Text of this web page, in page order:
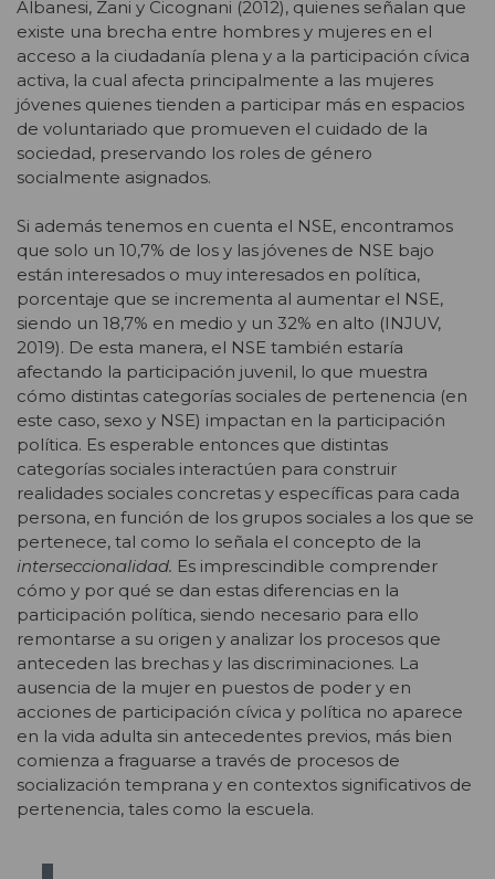
Albanesi, Zani y Cicognani (2012), quienes señalan que
existe una brecha entre hombres y mujeres en el
acceso a la ciudadanía plena y a la participación cívica
activa, la cual afecta principalmente a las mujeres
jóvenes quienes tienden a participar más en espacios
de voluntariado que promueven el cuidado de la
sociedad, preservando los roles de género
socialmente asignados.
Si además tenemos en cuenta el NSE, encontramos
que solo un 10,7% de los y las jóvenes de NSE bajo
están interesados o muy interesados en política,
porcentaje que se incrementa al aumentar el NSE,
siendo un 18,7% en medio y un 32% en alto (INJUV,
2019). De esta manera, el NSE también estaría
afectando la participación juvenil, lo que muestra
cómo distintas categorías sociales de pertenencia (en
este caso, sexo y NSE) impactan en la participación
política. Es esperable entonces que distintas
categorías sociales interactúen para construir
realidades sociales concretas y específicas para cada
persona, en función de los grupos sociales a los que se
pertenece, tal como lo señala el concepto de la
interseccionalidad. Es imprescindible comprender
cómo y por qué se dan estas diferencias en la
participación política, siendo necesario para ello
remontarse a su origen y analizar los procesos que
anteceden las brechas y las discriminaciones. La
ausencia de la mujer en puestos de poder y en
acciones de participación cívica y política no aparece
en la vida adulta sin antecedentes previos, más bien
comienza a fraguarse a través de procesos de
socialización temprana y en contextos significativos de
pertenencia, tales como la escuela.